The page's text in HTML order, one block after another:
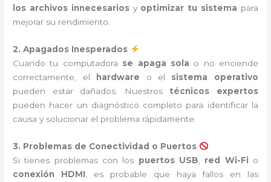
los archivos innecesariosy optimizar tu sistema para
mejorar su rendimiento.
2. Apagados Inesperados
Cuando tu computadora se apaga sola o no enciende
correctamente, el
hardware o el sistema operativo
pueden estar dañados. Nuestros técnicos expertos
pueden hacer un diagnóstico completo para identificar la
causa y solucionar el problema rápidamente.
3. Problemas de Conectividad o Puertos
Si tienes problemas con los puertos USB red Wi-Fi o
conexión HDMI , es probable que haya fallos en las